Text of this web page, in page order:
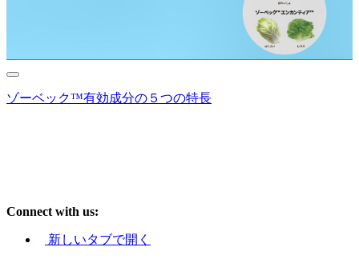
ゾーベック™有効成分の５つの特長
Connect with us:
新しいタブで開く